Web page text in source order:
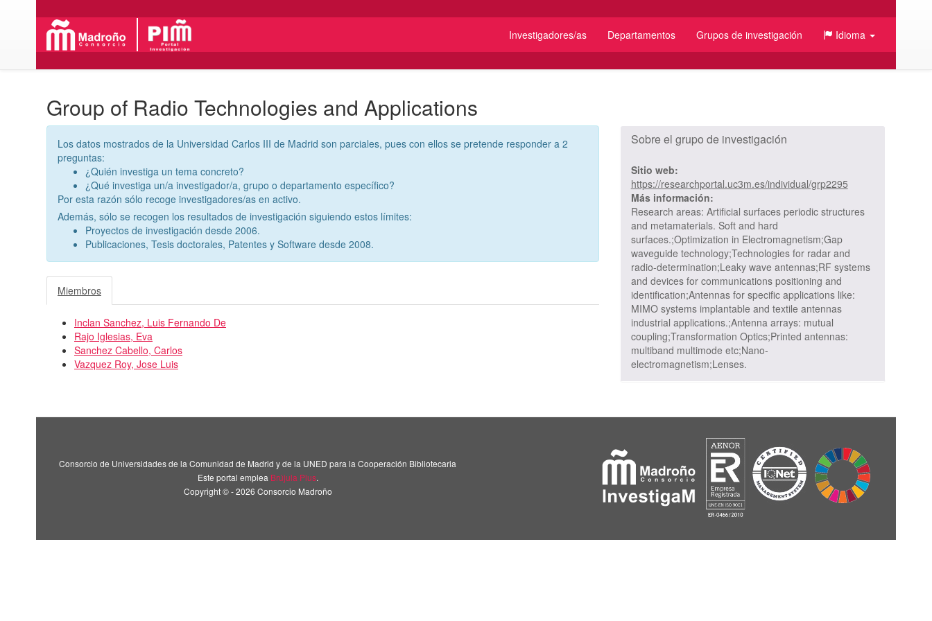
Investigadores/as Departamentos Grupos de investigación Idioma
Group of Radio Technologies and Applications
Los datos mostrados de la Universidad Carlos III de Madrid son parciales, pues con ellos se pretende responder a 2
preguntas:
¿Quién investiga un tema concreto?
¿Qué investiga un/a investigador/a, grupo o departamento específico?
Por esta razón sólo recoge investigadores/as en activo.
Además, sólo se recogen los resultados de investigación siguiendo estos límites:
Proyectos de investigación desde 2006.
Publicaciones, Tesis doctorales, Patentes y Software desde 2008.
Miembros
Inclan Sanchez, Luis Fernando De
Rajo Iglesias, Eva
Sanchez Cabello, Carlos
Vazquez Roy, Jose Luis
Sobre el grupo de investigación
Sitio web:
https://researchportal.uc3m.es/individual/grp2295
Más información:
Research areas: Artificial surfaces periodic structures
and metamaterials. Soft and hard
surfaces.;Optimization in Electromagnetism;Gap
waveguide technology;Technologies for radar and
radio-determination;Leaky wave antennas;RF systems
and devices for communications positioning and
identification;Antennas for specific applications like:
MIMO systems implantable and textile antennas
industrial applications.;Antenna arrays: mutual
coupling;Transformation Optics;Printed antennas:
multiband multimode etc;Nano-
electromagnetism;Lenses.
Consorcio de Universidades de la Comunidad de Madrid y de la UNED para la Cooperación Bibliotecaria
Este portal emplea Brújula Plus.
Copyright © - 2026 Consorcio Madroño